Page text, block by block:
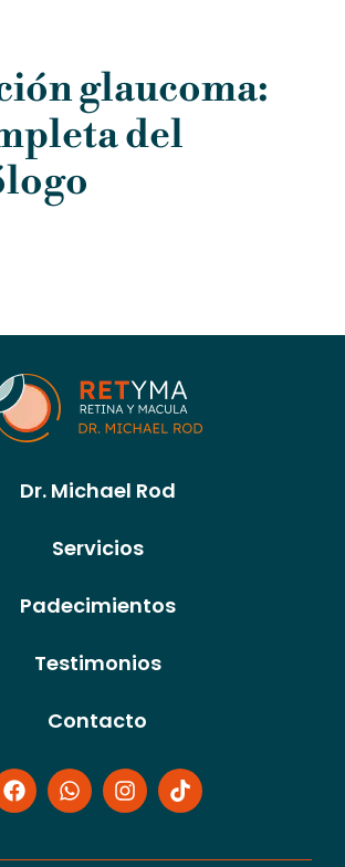
glaucoma:
del
Dr. Michael Rod
Servicios
Padecimientos
Testimonios
Contacto